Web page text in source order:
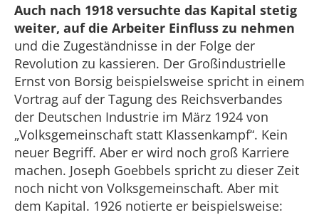
Auch nach 1918 versuchte das Kapital stetig
weiter, auf die Arbeiter Einfluss zu nehmen
und die Zugeständnisse in der Folge der
Revolution zu kassieren. Der Großindustrielle
Ernst von Borsig beispielsweise spricht in einem
Vortrag auf der Tagung des Reichsverbandes
der Deutschen Industrie im März 1924 von
„Volksgemeinschaft statt Klassenkampf“. Kein
neuer Begriff. Aber er wird noch groß Karriere
machen. Joseph Goebbels spricht zu dieser Zeit
noch nicht von Volksgemeinschaft. Aber mit
dem Kapital. 1926 notierte er beispielsweise: